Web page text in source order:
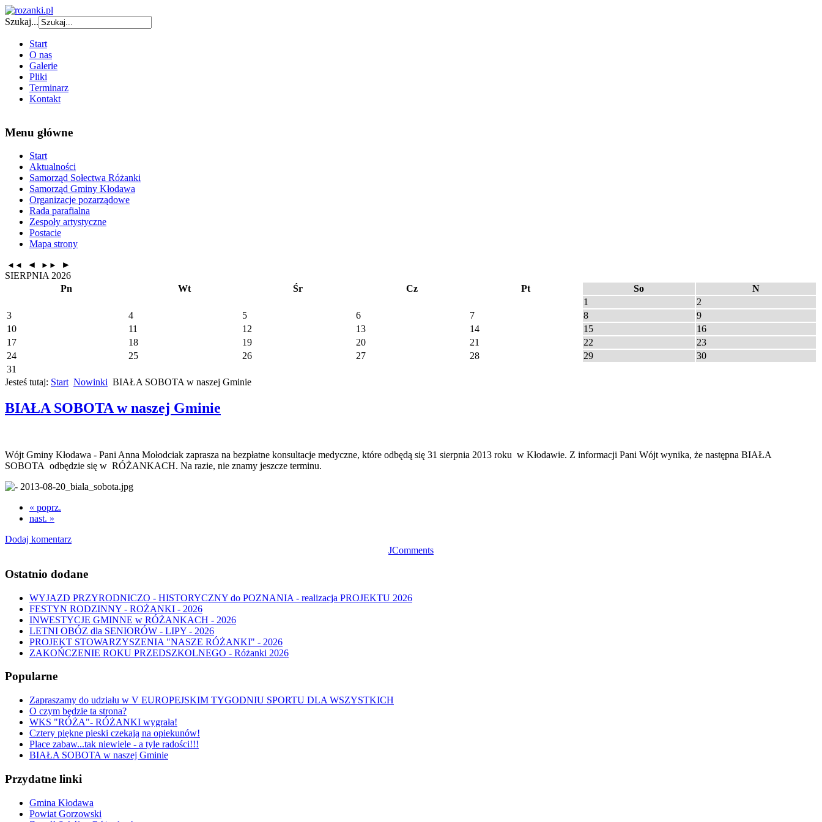
Szukaj...
Start
O nas
Galerie
Pliki
Terminarz
Kontakt
Menu główne
Start
Aktualności
Samorząd Sołectwa Różanki
Samorząd Gminy Kłodawa
Organizacje pozarządowe
Rada parafialna
Zespoły artystyczne
Postacie
Mapa strony
◄◄ ◄ ►►
►
SIERPNIA 2026
Pn
Wt Śr Cz Pt So
N
1
2
3
4 5 6 7 8
9
10
11 12 13 14 15
16
17
18 19 20 21 22
23
24
25 26 27 28 29
30
31
Jesteś tutaj: Start Nowinki BIAŁA SOBOTA w naszej Gminie
BIAŁA SOBOTA w naszej Gminie
Wójt Gminy Kłodawa - Pani Anna Mołodciak zaprasza na bezpłatne konsultacje medyczne, które odbędą się 31 sierpnia 2013 roku w Kłodawie. Z informacji Pani Wójt wynika, że następna BIAŁA
SOBOTA odbędzie się w RÓŻANKACH. Na razie, nie znamy jeszcze terminu.
« poprz.
nast. »
Dodaj komentarz
JComments
Ostatnio dodane
WYJAZD PRZYRODNICZO - HISTORYCZNY do POZNANIA - realizacja PROJEKTU 2026
FESTYN RODZINNY - ROŻANKI - 2026
INWESTYCJE GMINNE w RÓŻANKACH - 2026
LETNI OBÓZ dla SENIORÓW - LIPY - 2026
PROJEKT STOWARZYSZENIA "NASZE RÓŻANKI" - 2026
ZAKOŃCZENIE ROKU PRZEDSZKOLNEGO - Różanki 2026
Popularne
Zapraszamy do udziału w V EUROPEJSKIM TYGODNIU SPORTU DLA WSZYSTKICH
O czym będzie ta strona?
WKS "RÓŻA"- RÓŻANKI wygrała!
Cztery piękne pieski czekają na opiekunów!
Place zabaw...tak niewiele - a tyle radości!!!
BIAŁA SOBOTA w naszej Gminie
Przydatne linki
Gmina Kłodawa
Powiat Gorzowski